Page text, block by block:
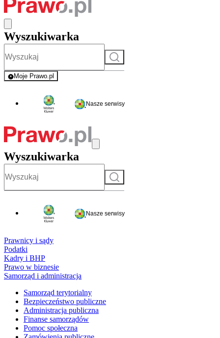
Wyszukiwarka
Szukaj
Moje Prawo.pl
- rejestracja i logowanie do serwisu
Nasze serwisy
Wyszukiwarka
Szukaj
Nasze serwisy
Prawnicy i sądy
Podatki
Kadry i BHP
Prawo w biznesie
Samorząd i administracja
Samorząd terytorialny
Bezpieczeństwo publiczne
Administracja publiczna
Finanse samorządów
Pomoc społeczna